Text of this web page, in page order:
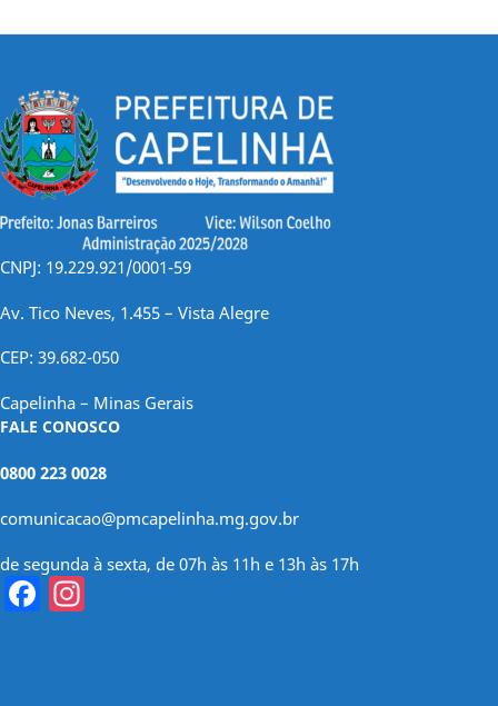
CNPJ: 19.229.921/0001-59
Av. Tico Neves, 1.455 – Vista Alegre
CEP: 39.682-050
Capelinha – Minas Gerais
FALE CONOSCO
0800 223 0028
comunicacao@pmcapelinha.mg.gov.br
de segunda à sexta, de 07h às 11h e 13h às 17h
Facebook